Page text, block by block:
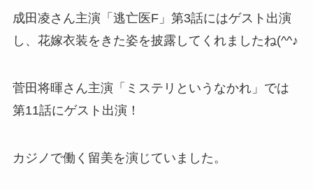
成田凌さん主演「逃亡医F」第3話にはゲスト出演
し、花嫁衣装をきた姿を披露してくれましたね(^^♪
菅田将暉さん主演「ミステリというなかれ」では
第11話にゲスト出演！
カジノで働く留美を演じていました。